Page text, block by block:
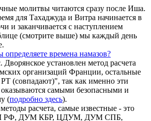
молитвы читаются сразу после Иша.
для Тахаджуда и Витра начинается в
и заканчивается с наступлением
(смотрите выше) мы каждый день
времена намазов?
установлен метод расчета
организаций Франции, остальные
(совпадают)", так как именно эти
самыми безопасными и
(подробно здесь).
расчета, самые известные - это
РФ, ДУМ КБР, ЦДУМ, ДУМ СПБ,